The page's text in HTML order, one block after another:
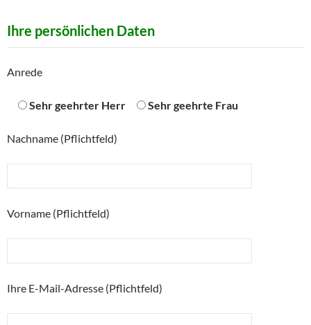
Ihre persönlichen Daten
Anrede
Sehr geehrter Herr Sehr geehrte Frau
Nachname (Pflichtfeld)
Vorname (Pflichtfeld)
Ihre E-Mail-Adresse (Pflichtfeld)